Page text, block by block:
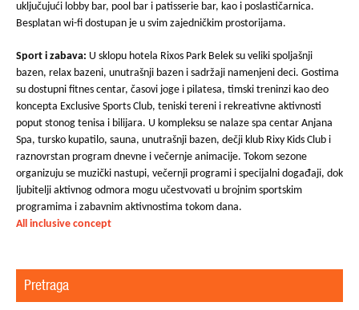
uključujući lobby bar, pool bar i patisserie bar, kao i poslastičarnica.
Besplatan wi-fi dostupan je u svim zajedničkim prostorijama.
Sport i zabava: U sklopu hotela Rixos Park Belek su veliki spoljašnji
bazen, relax bazeni, unutrašnji bazen i sadržaji namenjeni deci. Gostima
su dostupni fitnes centar, časovi joge i pilatesa, timski treninzi kao deo
koncepta Exclusive Sports Club, teniski tereni i rekreativne aktivnosti
poput stonog tenisa i bilijara. U kompleksu se nalaze spa centar Anjana
Spa, tursko kupatilo, sauna, unutrašnji bazen, dečji klub Rixy Kids Club i
raznovrstan program dnevne i večernje animacije. Tokom sezone
organizuju se muzički nastupi, večernji programi i specijalni događaji, dok
ljubitelji aktivnog odmora mogu učestvovati u brojnim sportskim
programima i zabavnim aktivnostima tokom dana.
All inclusive concept
Pretraga